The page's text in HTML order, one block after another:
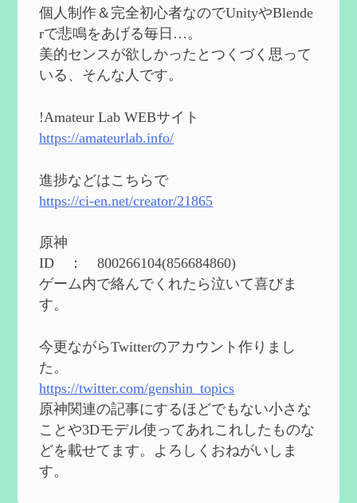
2024/06/26
第４９回 フリーナの簡易性能紹介とテン
ションについての検証を更新
2024/05/12
能と3凸までを更新
2024/05/11
eを3BBB化してみた
2024/04/26
能と3凸まで
2024/04/03
第４８回 ヌヴィレットの性能と凸比較
更新
2024/2/10
能 それぞれの強みなどを作成
2024/2/04
第５２回 璃月精鋭狩ルート【沈玉の谷
編】を作成
2024/1/25
Ultimate Trainerの使い方【RE2】を作成
2024/1/23
個人制作＆完全初心者なのでUnityやBlende
rで悲鳴をあげる毎日…。
美的センスが欲しかったとつくづく思って
いる、そんな人です。
!Amateur Lab WEBサイト
https://amateurlab.info/
進捗などはこちらで
https://ci-en.net/creator/21865
原神
ID ： 800266104(856684860)
ゲーム内で絡んでくれたら泣いて喜びま
す。
今更ながらTwitterのアカウント作りまし
た。
https://twitter.com/genshin_topics
原神関連の記事にするほどでもない小さな
ことや3Dモデル使ってあれこれしたものな
どを載せてます。よろしくおねがいしま
す。